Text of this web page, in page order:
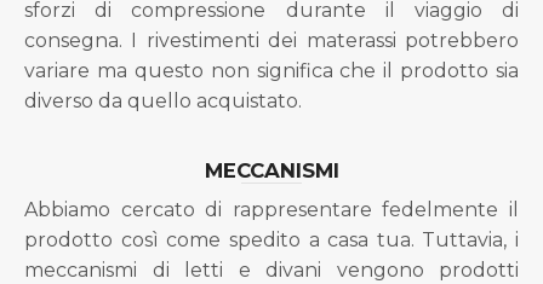
sforzi di compressione durante il viaggio di
consegna. I rivestimenti dei materassi potrebbero
variare ma questo non significa che il prodotto sia
diverso da quello acquistato.
MECCANISMI
Abbiamo cercato di rappresentare fedelmente il
prodotto così come spedito a casa tua. Tuttavia, i
meccanismi di letti e divani vengono prodotti